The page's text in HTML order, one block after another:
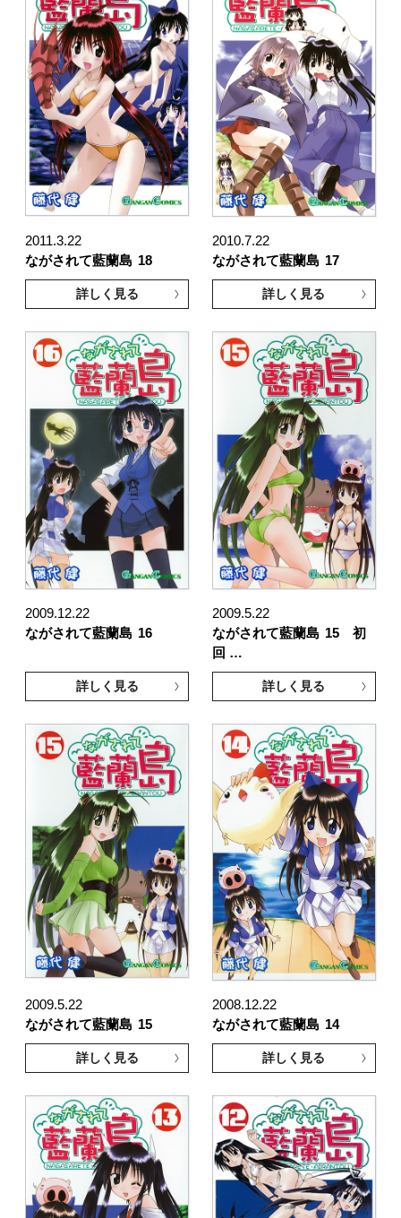
2011.3.22
ながされて藍蘭島 18
詳しく見る
2010.7.22
ながされて藍蘭島 17
詳しく見る
2009.12.22
ながされて藍蘭島 16
詳しく見る
2009.5.22
ながされて藍蘭島 15 初
回 …
詳しく見る
2009.5.22
ながされて藍蘭島 15
詳しく見る
2008.12.22
ながされて藍蘭島 14
詳しく見る